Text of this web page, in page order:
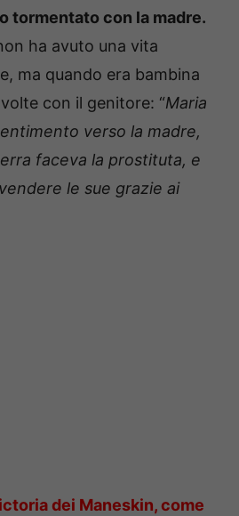
tormentato con la madre.
ha avuto una vita
ma quando era bambina
con il genitore: “Maria
verso la madre,
faceva la prostituta, e
le sue grazie ai
dei Maneskin, come